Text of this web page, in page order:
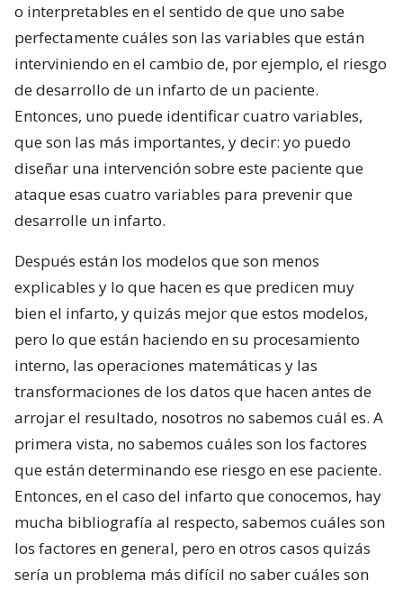
o interpretables en el sentido de que uno sabe
perfectamente cuáles son las variables que están
interviniendo en el cambio de, por ejemplo, el riesgo
de desarrollo de un infarto de un paciente.
Entonces, uno puede identificar cuatro variables,
que son las más importantes, y decir: yo puedo
diseñar una intervención sobre este paciente que
ataque esas cuatro variables para prevenir que
desarrolle un infarto.
Después están los modelos que son menos
explicables y lo que hacen es que predicen muy
bien el infarto, y quizás mejor que estos modelos,
pero lo que están haciendo en su procesamiento
interno, las operaciones matemáticas y las
transformaciones de los datos que hacen antes de
arrojar el resultado, nosotros no sabemos cuál es. A
primera vista, no sabemos cuáles son los factores
que están determinando ese riesgo en ese paciente.
Entonces, en el caso del infarto que conocemos, hay
mucha bibliografía al respecto, sabemos cuáles son
los factores en general, pero en otros casos quizás
sería un problema más difícil no saber cuáles son